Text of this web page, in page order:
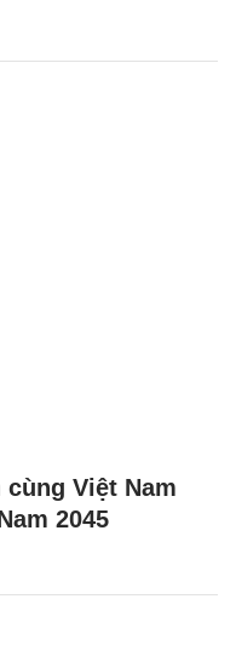
Việt Nam
2045